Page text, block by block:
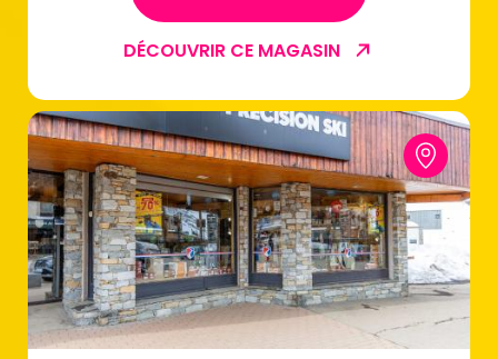
DÉCOUVRIR CE MAGASIN